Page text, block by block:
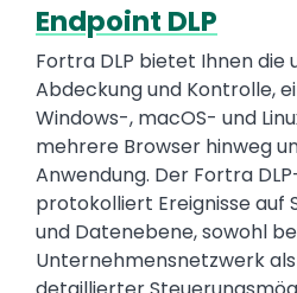
Text
Endpoint DLP
Fortra DLP bietet Ihnen die
Abdeckung und Kontrolle,
Windows-, macOS- und
mehrere Browser hinweg
Anwendung. Der Fortra
protokolliert Ereignisse auf
und Datenebene, sowohl
Unternehmensnetzwerk